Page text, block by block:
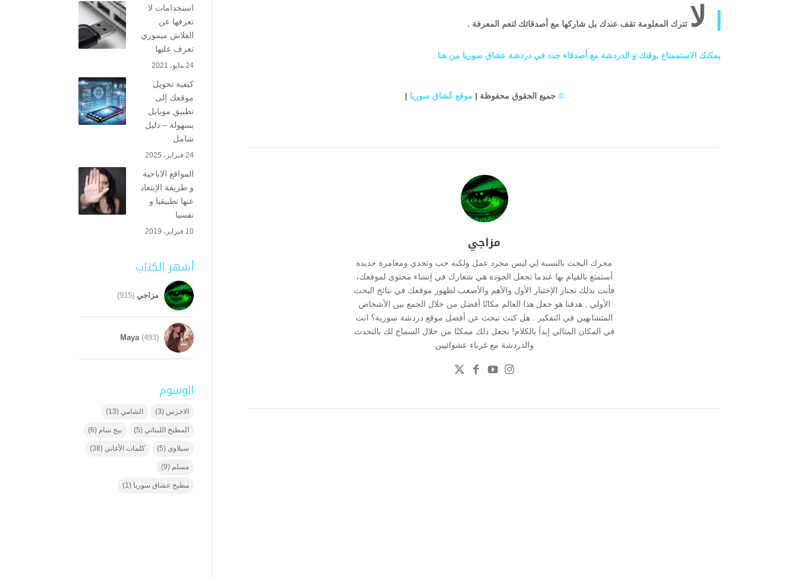
لا تترك المعلومة تقف عندك بل شاركها مع أصدقائك لتعم المعرفة .
يمكنك الاستممتاع بوقتك و الدردشة مع أصدقاء جدد في دردشة عشاق سوريا من هنا .
© جميع الحقوق محفوظة | موقع عُشاق سوريا |
مزاجي
محرك البحث بالنسبة لي ليس مجرد عمل ولكنه حب وتحدي ومغامرة جديدة
أستمتع بالقيام بها عندما تجعل الجودة هي شعارك في إنشاء محتوى لموقعك،
فأنت بذلك تجتاز الإختبار الأول والأهم والأصعب لظهور موقعك في نتائج البحث
الأولي , هدفنا هو جعل هذا العالم مكانًا أفضل من خلال الجمع بين الأشخاص
المتشابهين في التفكير . هل كنت تبحث عن أفضل موقع دردشة سورية؟ انت
في المكان المثالي إبدأ بالكلام! نجعل ذلك ممكنًا من خلال السماح لك بالتحدث
والدردشة مع غرباء عشوائيين
استخدامات لا
تعرفها عن
الفلاش ميموري
تعرف عليها
24 مايو، 2021
كيفية تحويل
موقعك إلى
تطبيق موبايل
بسهولة – دليل
شامل
24 فبراير، 2025
المواقع الاباحية
و طريقة الإبتعاد
عنها تطبيقيا و
نفسيا
10 فبراير، 2019
أشهر الكتاب
مزاجي (915)
Maya (493)
الوسوم
الاخرس (3) الشامي (13)
المطبخ اللبناني (5) بيج سام (6)
سيلاوي (5) كلمات الأغاني (38)
مسلم (9)
مطبخ عشاق سوريا (1)